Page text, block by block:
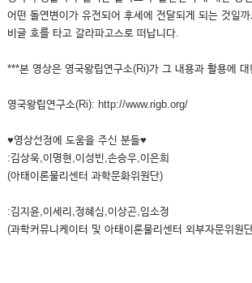
어떤 돌연변이가 유전되어 후세에 전달되게 되는 것일
비글 호를 타고 갈라파고스로 떠납니다.
***본 영상은 영국왕립연구소(Ri)가 그 내용과 활용에
영국왕립연구소(Ri): http://www.rigb.org/
♥영상선정에 도움을 주신 분들♥
:김상욱,이명현,이성빈,손승우,이은희
(아태이론물리센터 과학문화위원단)
:김지윤,이세리,정혜심,이상곤,임소정
(과학커뮤니케이터 및 아태이론물리센터 외부자문위원